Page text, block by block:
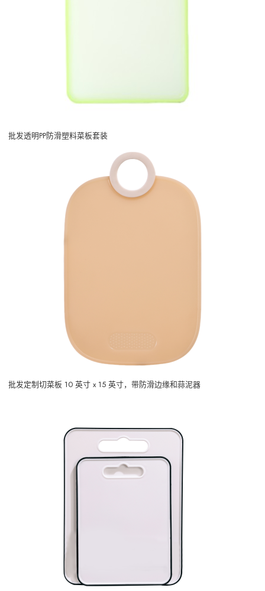
批发透明PP防滑塑料菜板套装
批发定制切菜板 10 英寸 x 15 英寸，带防滑边缘和蒜泥器